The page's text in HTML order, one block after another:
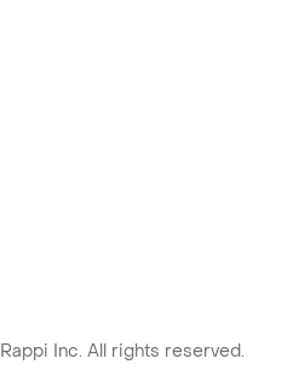
Rappi Inc. All rights reserved.